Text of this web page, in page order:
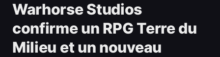
Warhorse Studios
confirme un RPG Terre du
Milieu et un nouveau